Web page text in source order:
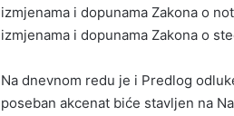
izmjenama i dopunama Zakona o
izmjenama i dopunama Zakona o
Na dnevnom redu je i Predlog
poseban akcenat biće stavljen na